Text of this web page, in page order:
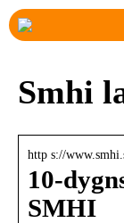
Smhi
http s://
10-
SMHI